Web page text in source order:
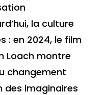
la culture
: en 2024, le film
Loach montre
changement
des imaginaires